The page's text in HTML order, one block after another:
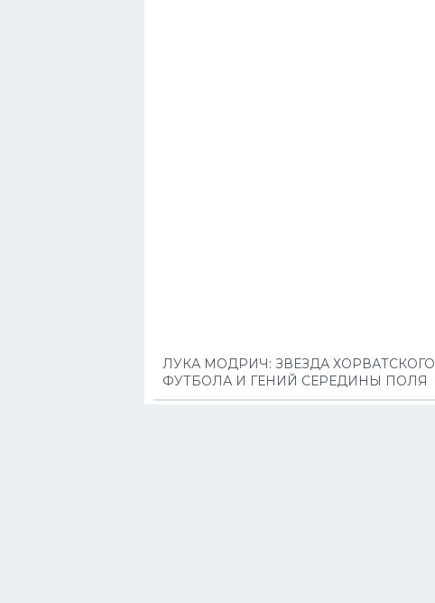
ЛУКА МОДРИЧ: ЗВЕЗДА ХОРВАТСКОГО
ФУТБОЛА И ГЕНИЙ СЕРЕДИНЫ ПОЛЯ